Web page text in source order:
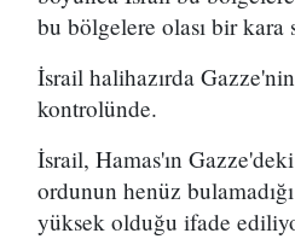
bu bölgelere olası bir kara
İsrail halihazırda
kontrolünde.
İsrail, Hamas'ın
ordunun henüz
yüksek olduğu ifade